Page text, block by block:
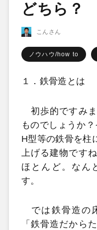
どちら？
こんさん
ノウハウ/how to
１．鉄骨造とは
初歩的ですみ
ものでしょうか
H型等の鉄骨を柱
上げる建物です
ほとんど。なん
す。
では鉄骨造の
「鉄骨造だから